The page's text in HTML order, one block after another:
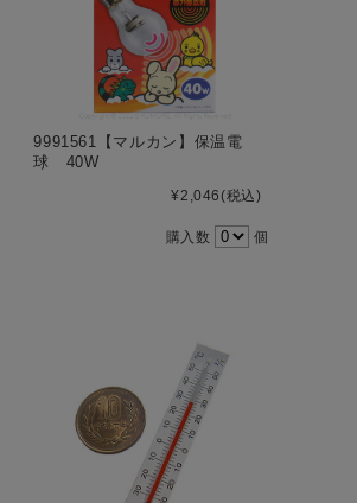
9991561【マルカン】保温電
球 40W
¥2,046(税込)
購入数 個